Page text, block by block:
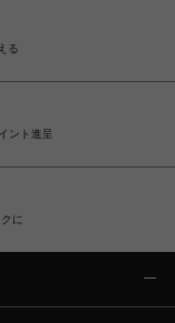
る
ント進呈
に